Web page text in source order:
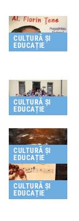
CULTURĂ ȘI
EDUCAȚIE
CULTURĂ ȘI
EDUCAȚIE
CULTURĂ ȘI
EDUCAȚIE
CULTURĂ ȘI
EDUCAȚIE